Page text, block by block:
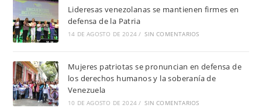
Lideresas venezolanas se mantienen firmes en
defensa de la Patria
14 DE AGOSTO DE 2024 / SIN COMENTARIOS
Mujeres patriotas se pronuncian en defensa de
los derechos humanos y la soberanía de
Venezuela
10 DE AGOSTO DE 2024 / SIN COMENTARIOS